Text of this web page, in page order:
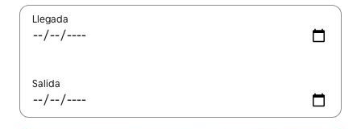
Llegada
Salida